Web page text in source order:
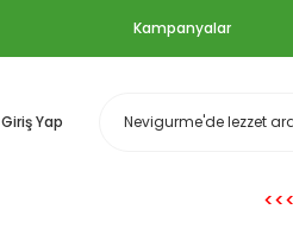
Kampanyalar
Giriş Yap